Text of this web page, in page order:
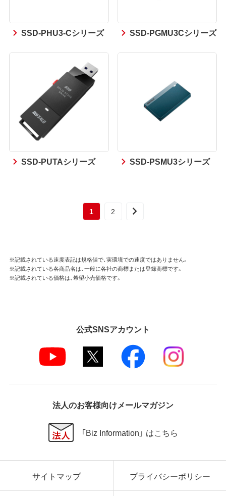
SSD-PHU3-Cシリーズ SSD-PGMU3Cシリーズ
SSD-PUTAシリーズ SSD-PSMU3シリーズ
1 2
※記載されている速度表記は規格値で、実環境での速度ではありません。
※記載されている各商品名は、一般に各社の商標または登録商標です。
※記載されている価格は、希望小売価格です。
公式SNSアカウント
法人のお客様向けメールマガジン
「Biz Information」 はこちら
サイトマップ プライバシーポリシー